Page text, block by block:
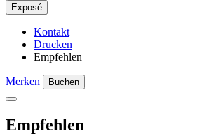
Exposé
Kontakt
Drucken
Empfehlen
Merken Buchen
Empfehlen